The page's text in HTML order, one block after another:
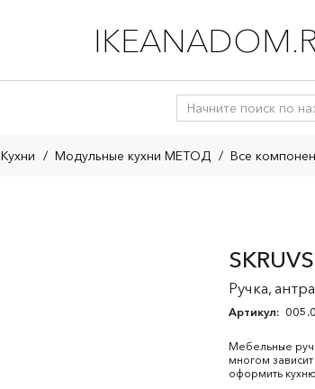
Кухни / Модульные кухни МЕТОД / Все
Ручка,
Артикул:
Мебельные
многом
оформить